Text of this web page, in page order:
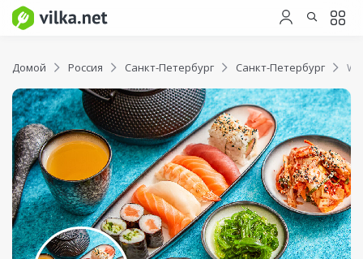
Домой Россия Санкт-Петербург Санкт-Петербург